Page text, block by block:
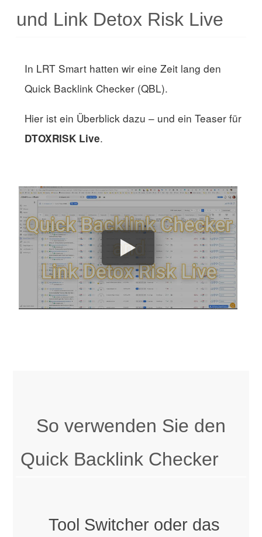
und Link Detox Risk Live
In LRT Smart hatten wir eine Zeit lang den
Quick Backlink Checker (QBL).
Hier ist ein Überblick dazu – und ein Teaser für
DTOXRISK Live.
So verwenden Sie den
Quick Backlink Checker
Tool Switcher oder das